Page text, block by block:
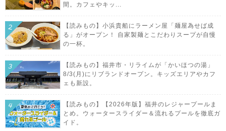
間。カフェやキッ...
【読みもの】小浜貴船にラーメン屋「麺屋為せば成
る」がオープン！ 自家製麺とこだわりスープが自慢
の一杯。
【読みもの】福井市・リライムが「かいほつの湯」
8/3(月)にリブランドオープン。キッズエリアやカフ
ェも新設。
【読みもの】【2026年版】福井のレジャープールま
とめ。ウォータースライダー＆流れるプールを徹底ガ
イド。